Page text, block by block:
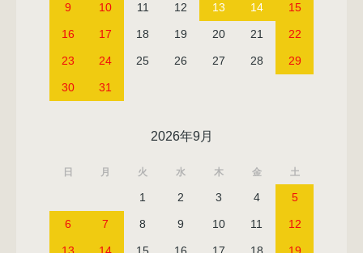
9 10 11 12 13 14 15
16 17 18 19 20 21 22
23 24 25 26 27 28 29
30 31
2026年9月
日 月 火 水 木 金 土
1 2 3 4 5
6 7 8 9 10 11 12